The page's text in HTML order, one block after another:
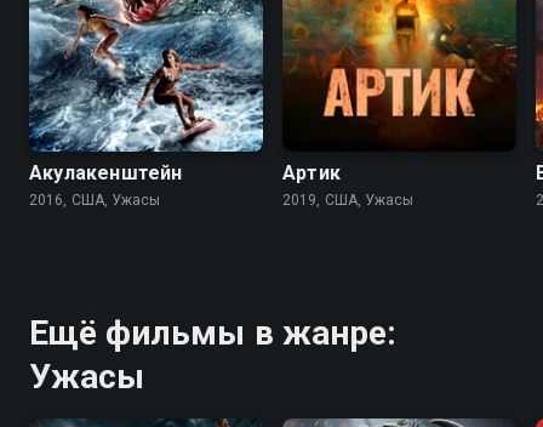
3.6 2.2
Акулакенштейн
2016, США, Ужасы
4.3
Артик
2019, США, Ужасы
Ещё фильмы в жанре:
Ужасы